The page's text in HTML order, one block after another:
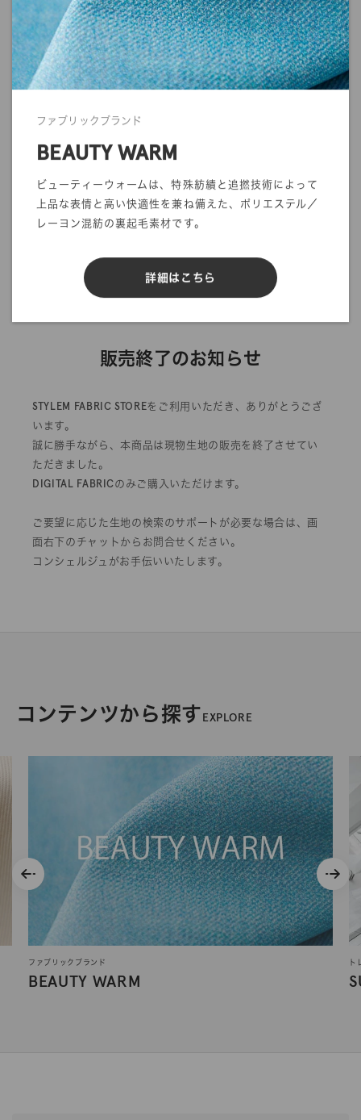
ファブリックブランド
BEAUTY WARM
ビューティーウォームは、特殊紡績と追撚技術によって
上品な表情と高い快適性を兼ね備えた、ポリエステル／
レーヨン混紡の裏起毛素材です。
詳細はこちら
発送に関する注意事項を利用ガイドに記載しております。
ご注文前に一度ご確認をお願いします。
>> ご利用ガイド
販売終了のお知らせ
STYLEM FABRIC STOREをご利用いただき、ありがとうござ
います。
誠に勝手ながら、本商品は現物生地の販売を終了させてい
ただきました。
DIGITAL FABRICのみご購入いただけます。
ご要望に応じた生地の検索のサポートが必要な場合は、画
面右下のチャットからお問合せください。
コンシェルジュがお手伝いいたします。
反物オーダー
DIGITAL FABRIC
コンテンツから探すEXPLORE
ファブリックブランド
BEAUTY WARM
ト